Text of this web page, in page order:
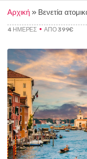
Αρχική » Βενετία
4 ΗΜΈΡΕΣ ΑΠΌ 399€